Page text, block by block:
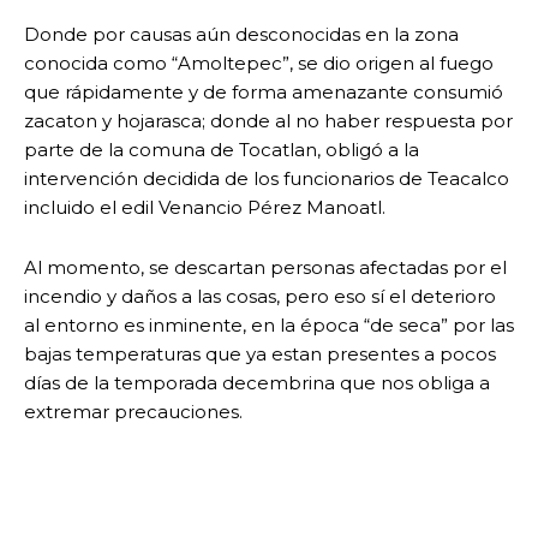
Donde por causas aún desconocidas en la zona
conocida como “Amoltepec”, se dio origen al fuego
que rápidamente y de forma amenazante consumió
zacaton y hojarasca; donde al no haber respuesta por
parte de la comuna de Tocatlan, obligó a la
intervención decidida de los funcionarios de Teacalco
incluido el edil Venancio Pérez Manoatl.
Al momento, se descartan personas afectadas por el
incendio y daños a las cosas, pero eso sí el deterioro
al entorno es inminente, en la época “de seca” por las
bajas temperaturas que ya estan presentes a pocos
días de la temporada decembrina que nos obliga a
extremar precauciones.